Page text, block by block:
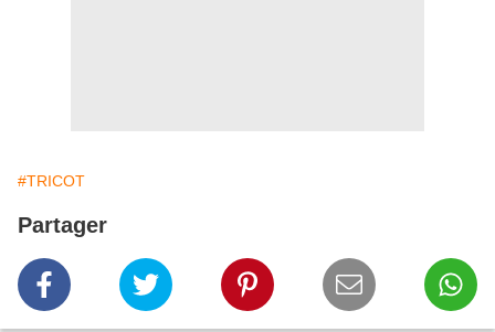
#TRICOT
Partager